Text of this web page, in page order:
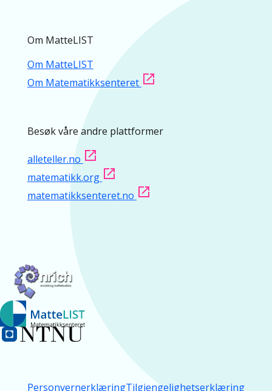
Om MatteLIST
Om MatteLIST
Om Matematikksenteret
Besøk våre andre plattformer
alleteller.no
matematikk.org
matematikksenteret.no
PersonvernerklæringTilgjengelighetserklæring